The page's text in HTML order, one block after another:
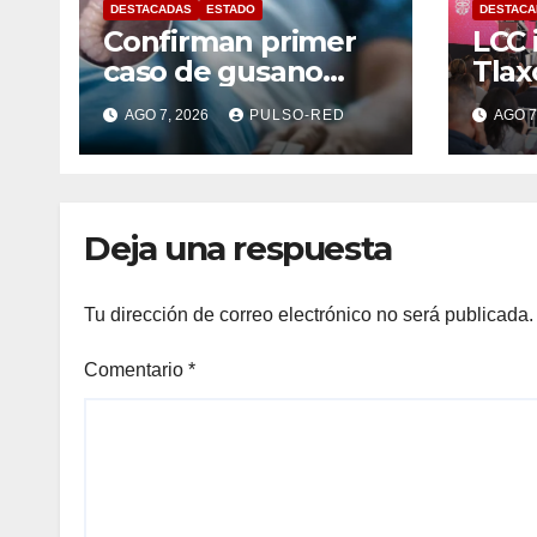
DESTACADAS ESTADO
Confirman primer
caso de gusano
barrenador en
humano en
Tlaxcala
AGO 7, 2026 PULSO-RED
país
AGO
Deja una respuesta
Tu dirección de correo electrónico no será publicada.
Comentario *